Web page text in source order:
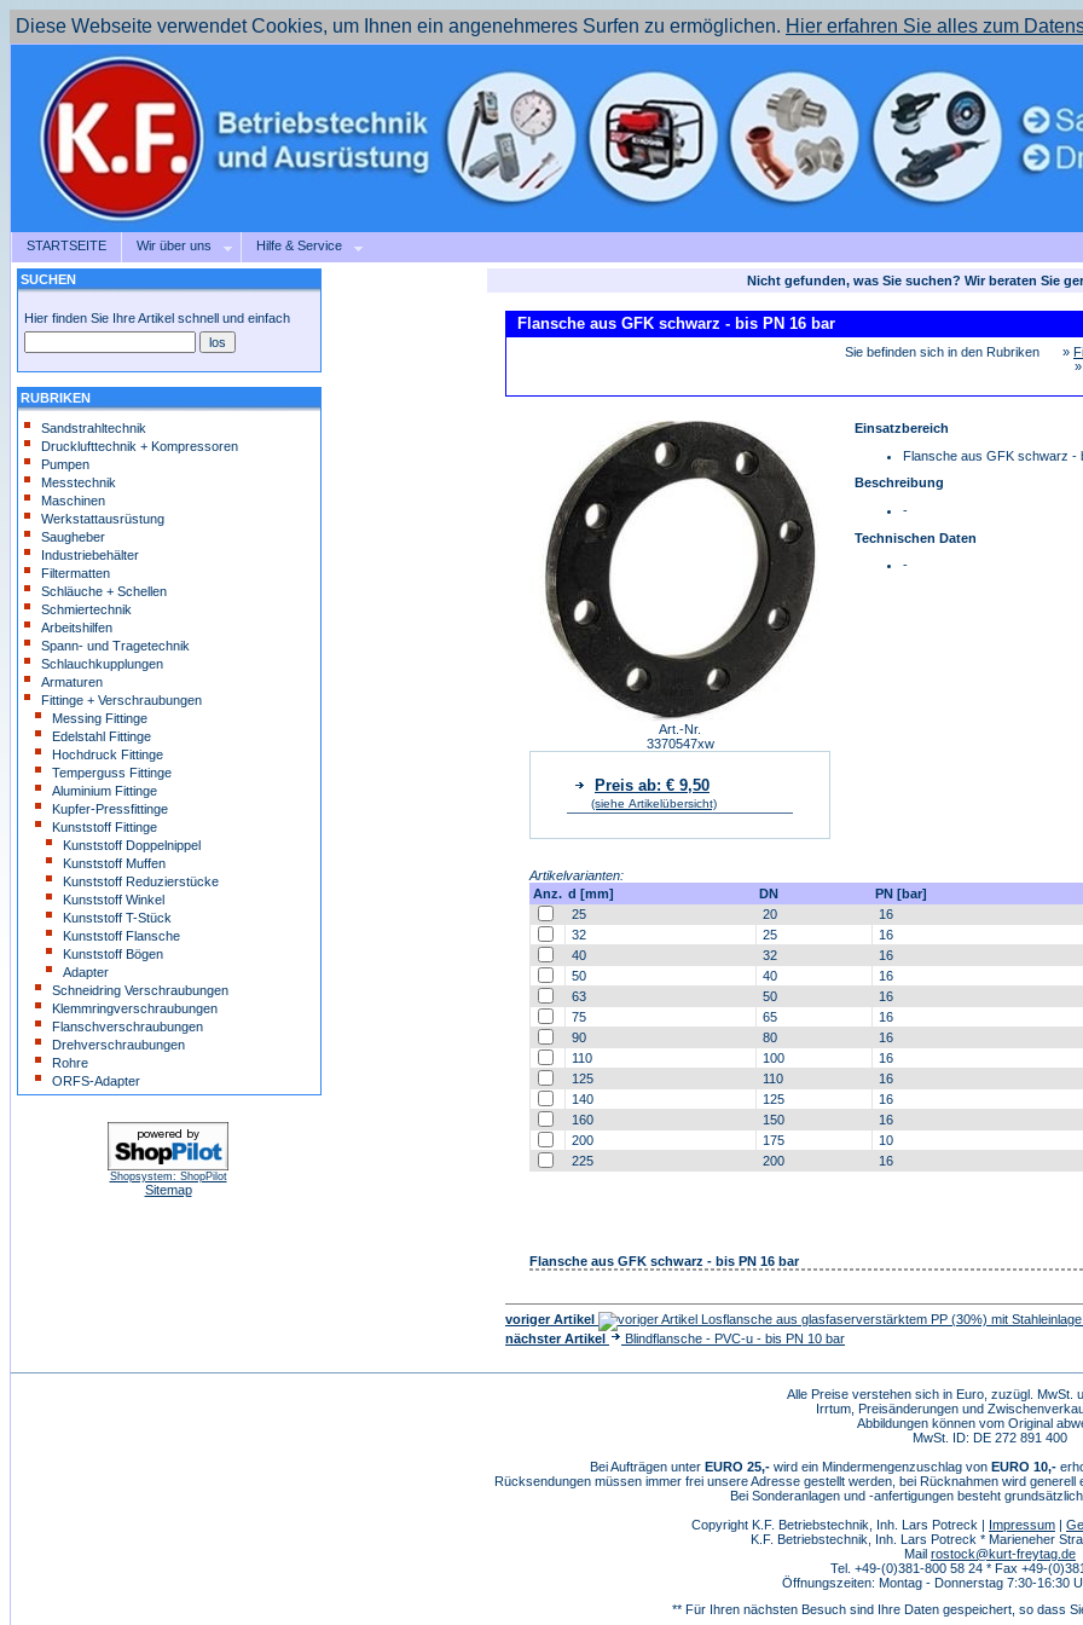
Diese Webseite verwendet Cookies, um Ihnen ein angenehmeres Surfen zu ermöglichen. Hier erfahren Sie alles zum
STARTSEITE Wir über uns Hilfe & Service
SUCHEN
Hier finden Sie Ihre Artikel schnell und einfach
RUBRIKEN
Sandstrahltechnik
Drucklufttechnik + Kompressoren
Pumpen
Messtechnik
Maschinen
Werkstattausrüstung
Saugheber
Industriebehälter
Filtermatten
Schläuche + Schellen
Schmiertechnik
Arbeitshilfen
Spann- und Tragetechnik
Schlauchkupplungen
Armaturen
Fittinge + Verschraubungen
Messing Fittinge
Edelstahl Fittinge
Hochdruck Fittinge
Temperguss Fittinge
Aluminium Fittinge
Kupfer-Pressfittinge
Kunststoff Fittinge
Kunststoff Doppelnippel
Kunststoff Muffen
Kunststoff Reduzierstücke
Kunststoff Winkel
Kunststoff T-Stück
Kunststoff Flansche
Kunststoff Bögen
Adapter
Schneidring Verschraubungen
Klemmringverschraubungen
Flanschverschraubungen
Drehverschraubungen
Rohre
ORFS-Adapter
Shopsystem: ShopPilot
Sitemap
Nicht gefunden, was Sie suchen? Wir beraten Sie
Flansche aus GFK schwarz - bis PN 16 bar
Sie befinden sich in den Rubriken »
»
Art.-Nr.
3370547xw
Preis ab: € 9,50
(siehe Artikelübersicht)
Einsatzbereich
Flansche aus GFK schwarz -
Beschreibung
-
Technischen Daten
-
Artikelvarianten:
Anz. d [mm] DN PN [bar]
25
20 16
32
25 16
40
32 16
50
40 16
63
50 16
75
65 16
90
80 16
110
100 16
125
110 16
140
125 16
160
150 16
200
175 10
225
200 16
Flansche aus GFK schwarz - bis PN 16 bar
voriger Artikel
Losflansche aus glasfaserverstärktem PP (30%) mit
nächster Artikel
Blindflansche - PVC-u - bis PN 10 bar
Alle Preise verstehen sich in Euro, zuzügl. MwSt.
Irrtum, Preisänderungen und
Abbildungen können vom Original
MwSt. ID: DE 272 891 400
Bei Aufträgen unter EURO 25,- wird ein Mindermengenzuschlag von EURO 10,-
Rücksendungen müssen immer frei unsere Adresse gestellt werden, bei Rücknahmen wird
Bei Sonderanlagen und -anfertigungen besteht
Copyright K.F. Betriebstechnik, Inh. Lars Potreck | Impressum |
K.F. Betriebstechnik, Inh. Lars Potreck * Marieneher
Mail rostock@kurt-freytag.de
Tel. +49-(0)381-800 58 24 * Fax +49-
Öffnungszeiten: Montag - Donnerstag 7:30-16:30
** Für Ihren nächsten Besuch sind Ihre Daten gespeichert, so dass